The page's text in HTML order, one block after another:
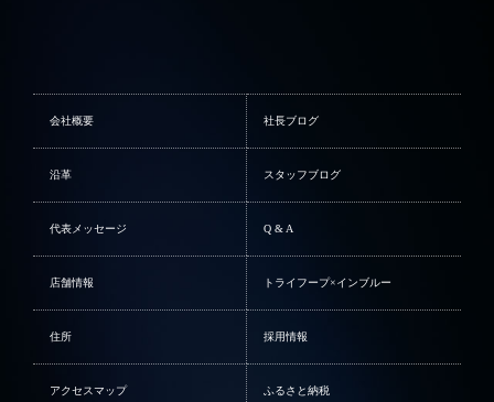
会社概要 社長ブログ
沿革 スタッフブログ
代表メッセージ Q & A
店舗情報 トライフープ×インブルー
住所 採用情報
アクセスマップ ふるさと納税